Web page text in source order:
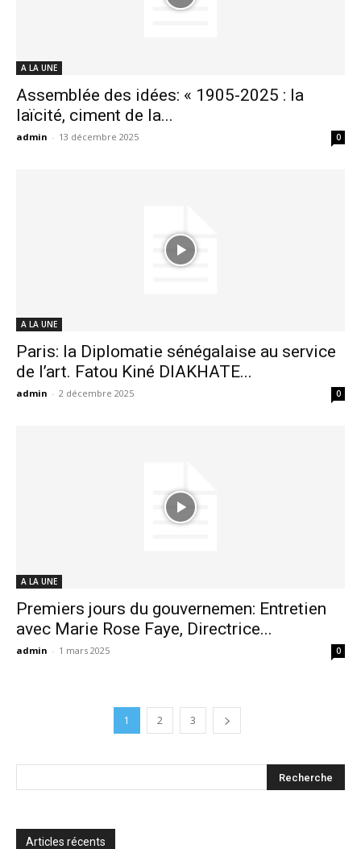
A LA UNE
Assemblée des idées: « 1905-2025 : la
laïcité, ciment de la...
admin - 13 décembre 2025 0
A LA UNE
Paris: la Diplomatie sénégalaise au service
de l’art. Fatou Kiné DIAKHATE...
admin - 2 décembre 2025 0
A LA UNE
Premiers jours du gouvernemen: Entretien
avec Marie Rose Faye, Directrice...
admin - 1 mars 2025 0
1 2 3
Articles récents